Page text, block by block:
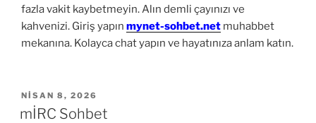
fazla vakit kaybetmeyin. Alın demli çayınızı ve
kahvenizi. Giriş yapın mynet-sohbet.net muhabbet
mekanına. Kolayca chat yapın ve hayatınıza anlam katın.
YAYIM
TARIHI
NISAN 8, 2026
mİRC Sohbet